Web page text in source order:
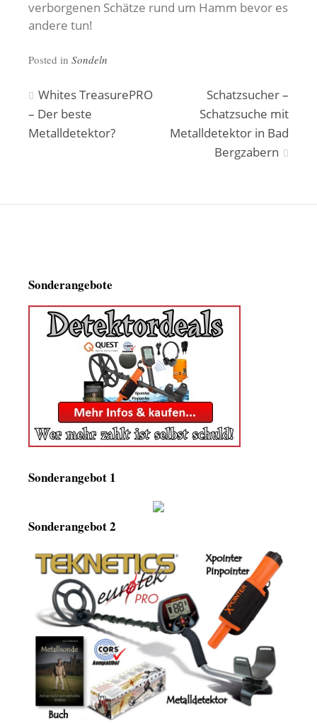
verborgenen Schätze rund um Hamm bevor es
andere tun!
Posted in Sondeln
Beitragsnavigation
Whites TreasurePRO
– Der beste
Metalldetektor?
Schatzsucher –
Schatzsuche mit
Metalldetektor in Bad
Bergzabern
Sonderangebote
Sonderangebot 1
Sonderangebot 2